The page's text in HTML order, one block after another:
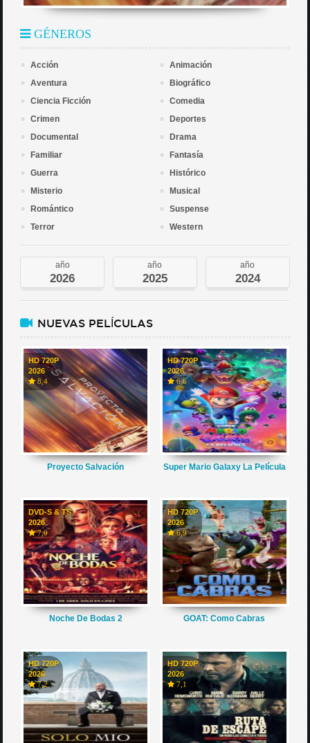
GÉNEROS
Acción
Animación
Aventura
Biográfico
Ciencia Ficción
Comedia
Crimen
Deportes
Documental
Drama
Familiar
Fantasía
Guerra
Histórico
Misterio
Musical
Romántico
Suspense
Terror
Western
año
2026
año
2025
año
2024
NUEVAS PELÍCULAS
HD 720P
2026
8,4
Proyecto Salvación
HD 720P
2026
6,6
Super Mario Galaxy La Película
DVD-S & TS
2026
7,0
Noche De Bodas 2
HD 720P
2026
6,9
GOAT: Como Cabras
HD 720P
2026
7,2
HD 720P
2026
7,1